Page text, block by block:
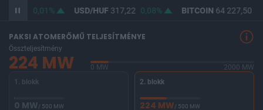
365,46 0,01% USD/HUF317,22 0,08% BITCOIN 64 227,50
PAKSI ATOMERŐMŰ TELJESÍTMÉNYE
Összteljesítmény
224 MW 0 MW
2000 MW
1. blokk
0 MW/ 500 MW
2. blokk
224 MW/ 500 MW